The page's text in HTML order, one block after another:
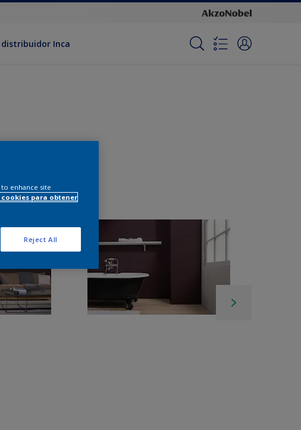
distribuidor Inca
enhance site
para obtener
Reject All